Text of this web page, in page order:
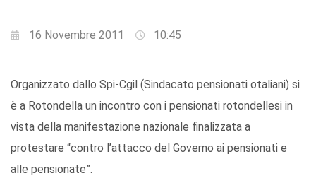
16 Novembre 2011 10:45
Organizzato dallo Spi-Cgil (Sindacato pensionati otaliani) si
è a Rotondella un incontro con i pensionati rotondellesi in
vista della manifestazione nazionale finalizzata a
protestare “contro l’attacco del Governo ai pensionati e
alle pensionate”.